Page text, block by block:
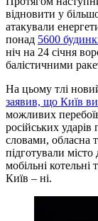
відновити у
атакували
понад 5600
ніч на 24 січня
балістичними
На цьому тлі
заявив, що Київ
можливих
російських
словами, обласна
підготували
мобільні котельні
Київ – ні.